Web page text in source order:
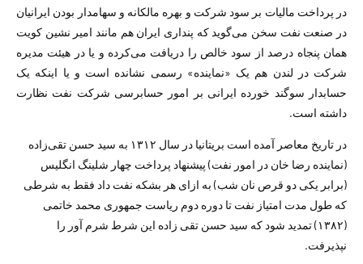
در پرداخت مالیات بر سود شرکت و بهره مالکانه و سهامدار بودن ایرانیان
در صنعت نفت سخن می‌­گوید که پنداری ایران هم مانند امیر نشین کویت‌‌
همان پنجاه درصد از سود خالص را دریافت می‌کرده و یا در هیئت مدیره
شرکت در لندن هم یک «نماینده» رسمی نشانده است و یا اینکه یک
حسابدار سوگند خورده ایرانی بر امور حسابرسی شرکت نفت نظارت
داشته است.
در تاریخ معاصر آمده است بریتانیا در سال ۱۳۱۲ به سید حسن تقی‌زاده
(نماینده رضا خان در امور نفت) پیشنهاد پرداخت چهار شلینگ انگلیس
(برابر یکی دو قرص نان شب) به ازای هر بشکه نفت داد فقط به شرطی
که طول مدت امتیاز نفت تا دوره دوم ریاست جمهوری محمد خاتمی
(۱۳۸۲) تمدید شود که سید حسن تقی ­زاده این شرط شرم آور را
نپذیرفت.